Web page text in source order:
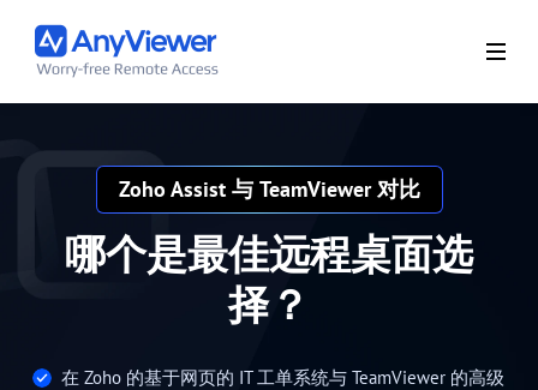
Zoho Assist 与 TeamViewer 对比
哪个是最佳远程桌面选
择？
在 Zoho 的基于网页的 IT 工单系统与 TeamViewer 的高级